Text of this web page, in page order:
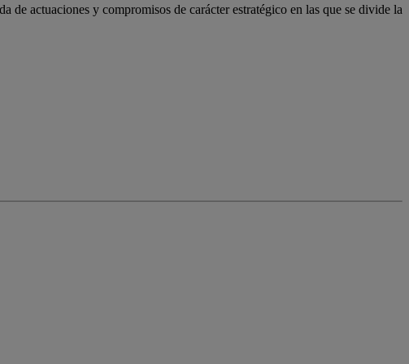
de actuaciones y compromisos de carácter estratégico en las que se divide la